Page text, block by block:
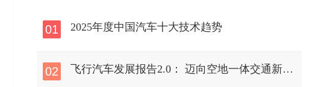
01 2025年度中国汽车十大技术趋势
02
飞行汽车发展报告2.0： 迈向空地一体交通新时